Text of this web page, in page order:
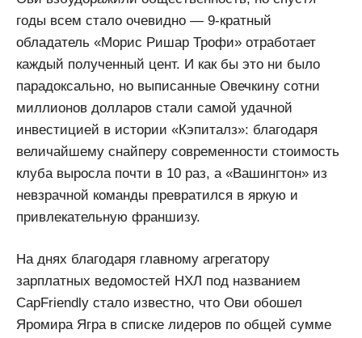
годы всем стало очевидно — 9-кратный
обладатель «Морис Ришар Трофи» отработает
каждый полученный цент. И как бы это ни было
парадоксально, но выписанные Овечкину сотни
миллионов долларов стали самой удачной
инвестицией в истории «Кэпиталз»: благодаря
величайшему снайперу современности стоимость
клуба выросла почти в 10 раз, а «Вашингтон» из
невзрачной команды превратился в яркую и
привлекательную франшизу.
На днях благодаря главному агрегатору
зарплатных ведомостей НХЛ под названием
CapFriendly стало известно, что Ови обошел
Яромира Ягра в списке лидеров по общей сумме